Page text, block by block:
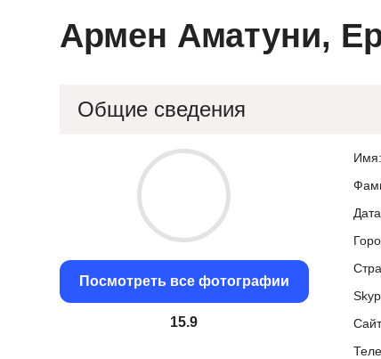
Армен Аматуни,
Общие сведения
Посмотреть все фотографии
15.3
Имя: